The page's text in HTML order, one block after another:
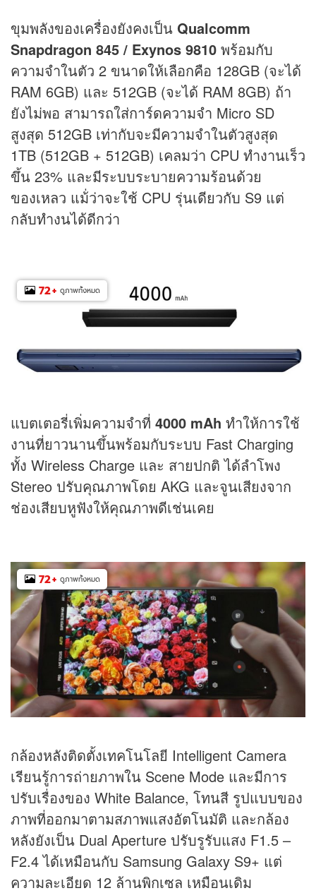
ขุมพลังของเครื่องยังคงเป็น Qualcomm
Snapdragon 845 / Exynos 9810 พร้อมกับ
ความจำในตัว 2 ขนาดให้เลือกคือ 128GB (จะได้
RAM 6GB) และ 512GB (จะได้ RAM 8GB) ถ้า
ยังไม่พอ สามารถใส่การ์ดความจำ Micro SD
สูงสุด 512GB เท่ากับจะมีความจำในตัวสูงสุด
1TB (512GB + 512GB) เคลมว่า CPU ทำงานเร็ว
ขึ้น 23% และมีระบบระบายความร้อนด้วย
ของเหลว แม้่ว่าจะใช้ CPU รุ่นเดียวกับ S9 แต่
กลับทำงนได้ดีกว่า
72+ ดูภาพทั้งหมด
แบตเตอรี่เพิ่มความจำที่ 4000 mAh ทำให้การใช้
งานที่ยาวนานขึ้นพร้อมกับระบบ Fast Charging
ทั้ง Wireless Charge และ สายปกติ ได้ลำโพง
Stereo ปรับคุณภาพโดย AKG และจูนเสียงจาก
ช่องเสียบหูฟังให้คุณภาพดีเช่นเคย
72+ ดูภาพทั้งหมด
กล้องหลังติดตั้งเทคโนโลยี Intelligent Camera
เรียนรู้การถ่ายภาพใน Scene Mode และมีการ
ปรับเรื่องของ White Balance, โทนสี รูปแบบของ
ภาพที่ออกมาตามสภาพแสงอัตโนมัติ และกล้อง
หลังยังเป็น Dual Aperture ปรับรูรับแสง F1.5 –
F2.4 ได้เหมือนกับ Samsung Galaxy S9+ แต่
ความละเอียด 12 ล้านพิกเซล เหมือนเดิม